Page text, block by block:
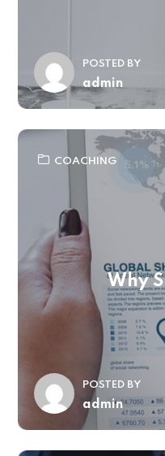
POSTED BY
admin
COACHING
Why
POSTED BY
admin